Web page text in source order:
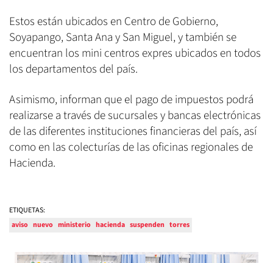
Estos están ubicados en Centro de Gobierno,
Soyapango, Santa Ana y San Miguel, y también se
encuentran los mini centros expres ubicados en todos
los departamentos del país.
Asimismo, informan que el pago de impuestos podrá
realizarse a través de sucursales y bancas electrónicas
de las diferentes instituciones financieras del país, así
como en las colecturías de las oficinas regionales de
Hacienda.
ETIQUETAS:
aviso nuevo ministerio hacienda suspenden torres